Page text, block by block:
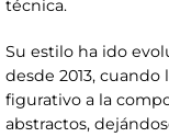
técnica.
Su estilo ha ido
desde 2013,
figurativo a la
abstractos,